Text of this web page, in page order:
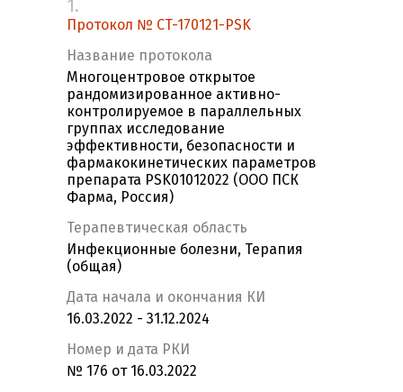
1.
Протокол № CT-170121-PSK
Название протокола
Многоцентровое открытое
рандомизированное активно-
контролируемое в параллельных
группах исследование
эффективности, безопасности и
фармакокинетических параметров
препарата PSK01012022 (ООО ПСК
Фарма, Россия)
Терапевтическая область
Инфекционные болезни, Терапия
(общая)
Дата начала и окончания КИ
16.03.2022 - 31.12.2024
Номер и дата РКИ
№ 176 от 16.03.2022